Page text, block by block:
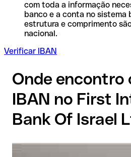
com toda a informação
banco e a conta no sistema
estrutura e comprimento
nacional.
Verificar IBAN
Onde encontro
IBAN no First
Bank Of Israel